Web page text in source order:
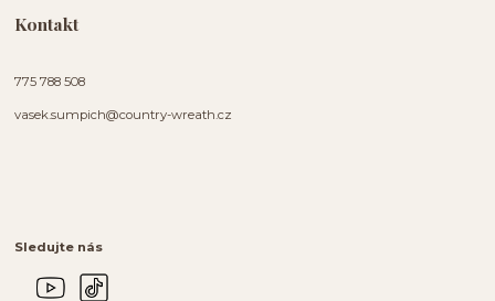
Kontakt
775 788 508
vasek.sumpich@country-wreath.cz
Sledujte nás